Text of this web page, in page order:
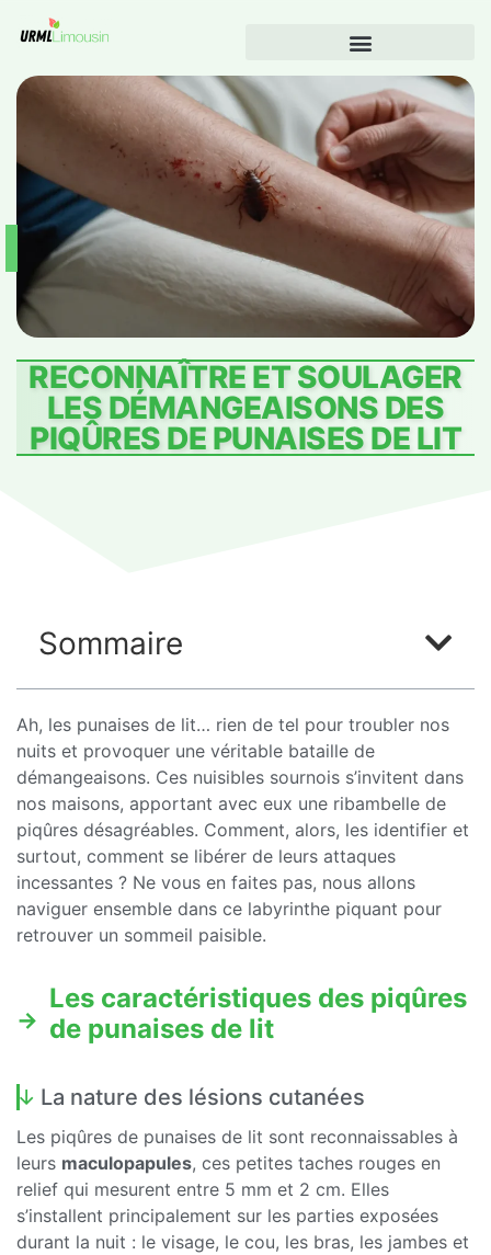
RECONNAÎTRE ET SOULAGER
LES DÉMANGEAISONS DES
PIQÛRES DE PUNAISES DE LIT
Sommaire
Ah, les punaises de lit… rien de tel pour troubler nos
nuits et provoquer une véritable bataille de
démangeaisons. Ces nuisibles sournois s’invitent dans
nos maisons, apportant avec eux une ribambelle de
piqûres désagréables. Comment, alors, les identifier et
surtout, comment se libérer de leurs attaques
incessantes ? Ne vous en faites pas, nous allons
naviguer ensemble dans ce labyrinthe piquant pour
retrouver un sommeil paisible.
Les caractéristiques des piqûres
de punaises de lit
La nature des lésions cutanées
Les piqûres de punaises de lit sont reconnaissables à
leurs maculopapules, ces petites taches rouges en
relief qui mesurent entre 5 mm et 2 cm. Elles
s’installent principalement sur les parties exposées
durant la nuit : le visage, le cou, les bras, les jambes et